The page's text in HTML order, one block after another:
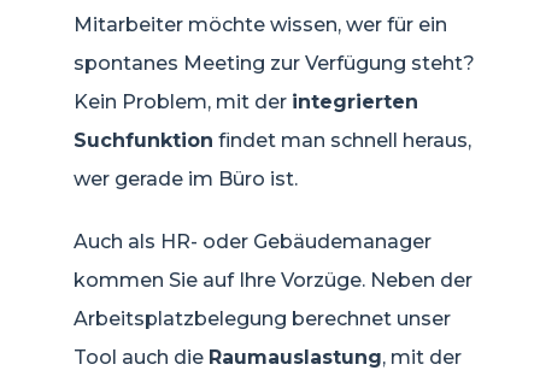
Mitarbeiter möchte wissen, wer für ein
spontanes Meeting zur Verfügung steht?
Kein Problem, mit der integrierten
Suchfunktion findet man schnell heraus,
wer gerade im Büro ist.
Auch als HR- oder Gebäudemanager
kommen Sie auf Ihre Vorzüge. Neben der
Arbeitsplatzbelegung berechnet unser
Tool auch die Raumauslastung, mit der